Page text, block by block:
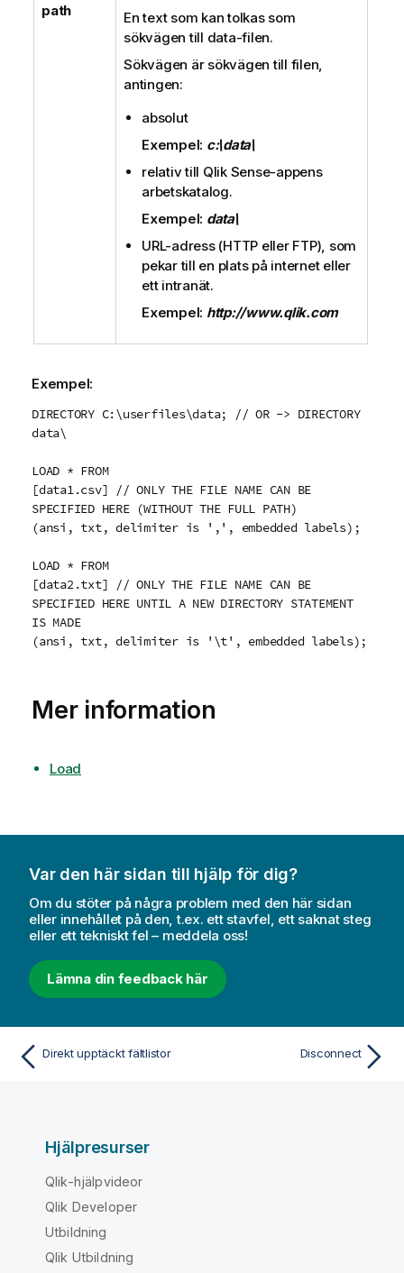
path
En text som kan tolkas som
sökvägen till data-filen.
Sökvägen är sökvägen till filen,
antingen:
absolut
Exempel: c:\data\
relativ till Qlik Sense-appens
arbetskatalog.
Exempel: data\
URL-adress (HTTP eller FTP), som
pekar till en plats på internet eller
ett intranät.
Exempel: http://www.qlik.com
Exempel:
DIRECTORY C:\userfiles\data; // OR -> DIRECTORY
data\
LOAD * FROM
[data1.csv] // ONLY THE FILE NAME CAN BE
SPECIFIED HERE (WITHOUT THE FULL PATH)
(ansi, txt, delimiter is ',', embedded labels);
LOAD * FROM
[data2.txt] // ONLY THE FILE NAME CAN BE
SPECIFIED HERE UNTIL A NEW DIRECTORY STATEMENT
IS MADE
(ansi, txt, delimiter is '\t', embedded labels);
Mer information
Load
Var den här sidan till hjälp för dig?
Om du stöter på några problem med den här sidan
eller innehållet på den, t.ex. ett stavfel, ett saknat steg
eller ett tekniskt fel – meddela oss!
Lämna din feedback här
Direkt upptäckt fältlistor Disconnect
Hjälpresurser
Qlik-hjälpvideor
Qlik Developer
Utbildning
Qlik Utbildning